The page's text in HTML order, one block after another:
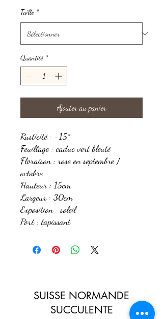
Taille *
Quantité *
Ajouter au panier
Rusticité : -15°
Feuillage : caduc vert bleuté
Floraison : rose en septembre /
octobre
Hauteur : 15cm
Largeur : 30cm
Exposition : soleil
Port : tapissant
SUISSE NORMANDE
SUCCULENTE